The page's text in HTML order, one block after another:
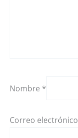
Nombre *
Correo electrónico